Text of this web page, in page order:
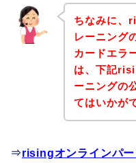
ちなみに、
レーニング
カードエラ
は、下記
ーニングの
てはいかが
⇒risingオンラインパー